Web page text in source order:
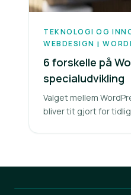
TEKNOLOGI OG
WEBDESIGN |
6 forskelle på
specialudvikling
Valget mellem
bliver tit gjort for